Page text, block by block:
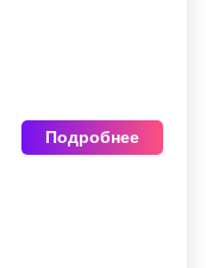
Подробнее